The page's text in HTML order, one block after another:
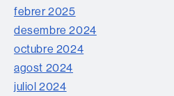
febrer 2025
desembre 2024
octubre 2024
agost 2024
juliol 2024